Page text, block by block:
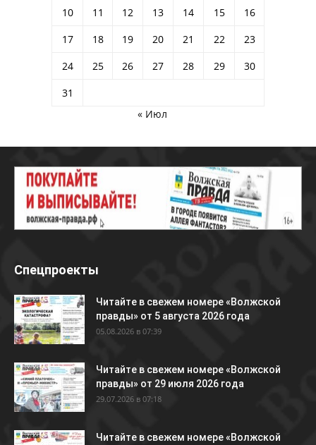
10
11 12 13 14 15
16
17
18 19 20 21 22
23
24
25 26 27 28 29
30
31
« Июл
Спецпроекты
Читайте в свежем номере «Волжской
правды» от 5 августа 2026 года
05.08.2026 в 07:39
Читайте в свежем номере «Волжской
правды» от 29 июля 2026 года
29.07.2026 в 07:18
Читайте в свежем номере «Волжской